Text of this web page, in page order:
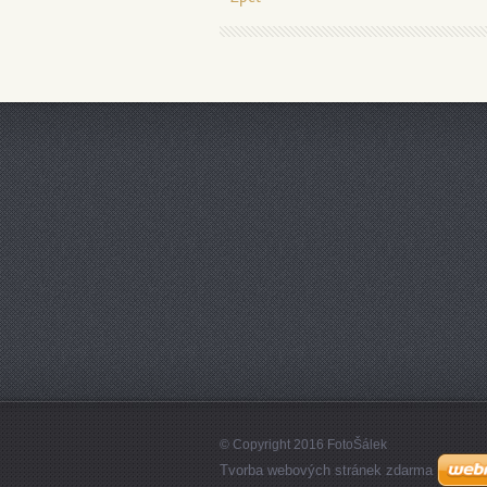
© Copyright 2016 FotoŠálek
Tvorba webových stránek zdarma